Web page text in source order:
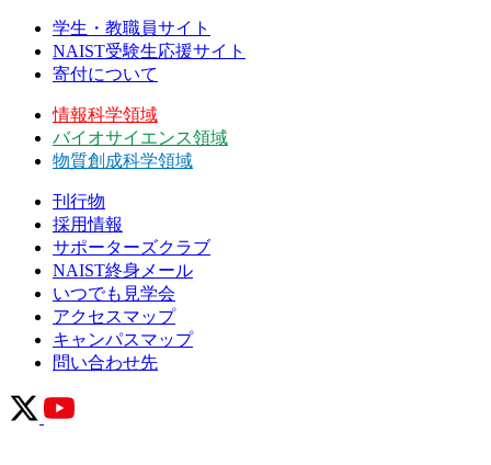
学生・教職員サイト
NAIST受験生応援サイト
寄付について
情報科学領域
バイオサイエンス領域
物質創成科学領域
刊行物
採用情報
サポーターズクラブ
NAIST終身メール
いつでも見学会
アクセスマップ
キャンパスマップ
問い合わせ先